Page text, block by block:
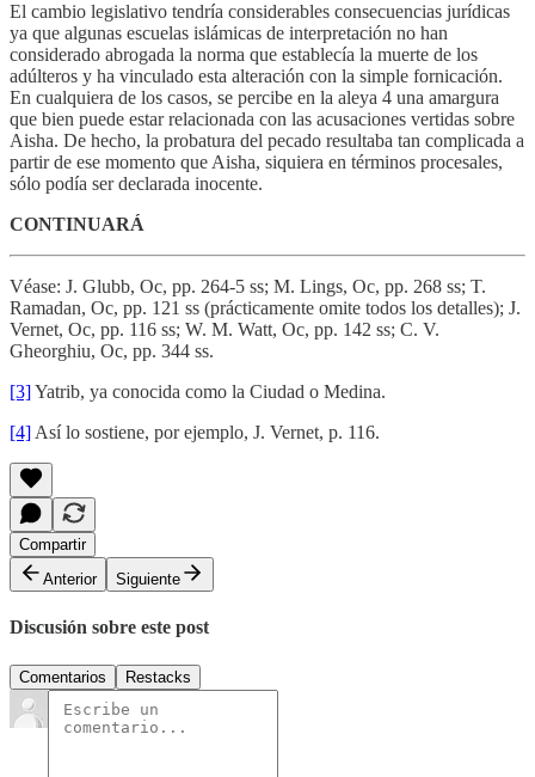
El cambio legislativo tendría considerables consecuencias jurídicas
ya que algunas escuelas islámicas de interpretación no han
considerado abrogada la norma que establecía la muerte de los
adúlteros y ha vinculado esta alteración con la simple fornicación.
En cualquiera de los casos, se percibe en la aleya 4 una amargura
que bien puede estar relacionada con las acusaciones vertidas sobre
Aisha. De hecho, la probatura del pecado resultaba tan complicada a
partir de ese momento que Aisha, siquiera en términos procesales,
sólo podía ser declarada inocente.
CONTINUARÁ
Véase: J. Glubb, Oc, pp. 264-5 ss; M. Lings, Oc, pp. 268 ss; T.
Ramadan, Oc, pp. 121 ss (prácticamente omite todos los detalles); J.
Vernet, Oc, pp. 116 ss; W. M. Watt, Oc, pp. 142 ss; C. V.
Gheorghiu, Oc, pp. 344 ss.
[3]Yatrib, ya conocida como la Ciudad o Medina.
[4] Así lo sostiene, por ejemplo, J. Vernet, p. 116.
Compartir
Anterior
Siguiente
Discusión sobre este post
Comentarios Restacks